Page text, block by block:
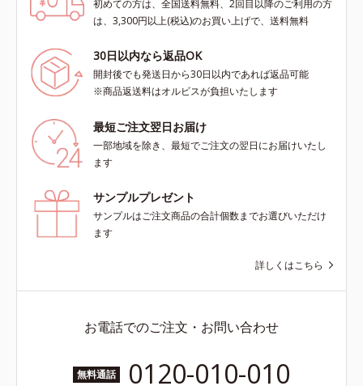
初めての方は、全国送料無料、2回目以降のご利用の方
は、3,300円以上(税込)のお買い上げで、送料無料
30日以内なら返品OK
開封後でも発送日から30日以内であれば返品可能
※商品返送料はオルビスが負担いたします
最短ご注文翌日お届け
一部地域を除き、最短でご注文の翌日にお届けいたし
ます
サンプルプレゼント
サンプルはご注文商品の合計個数までお選びいただけ
ます
詳しくはこちら
お電話でのご注文・お問い合わせ
無料通話 0120-010-010